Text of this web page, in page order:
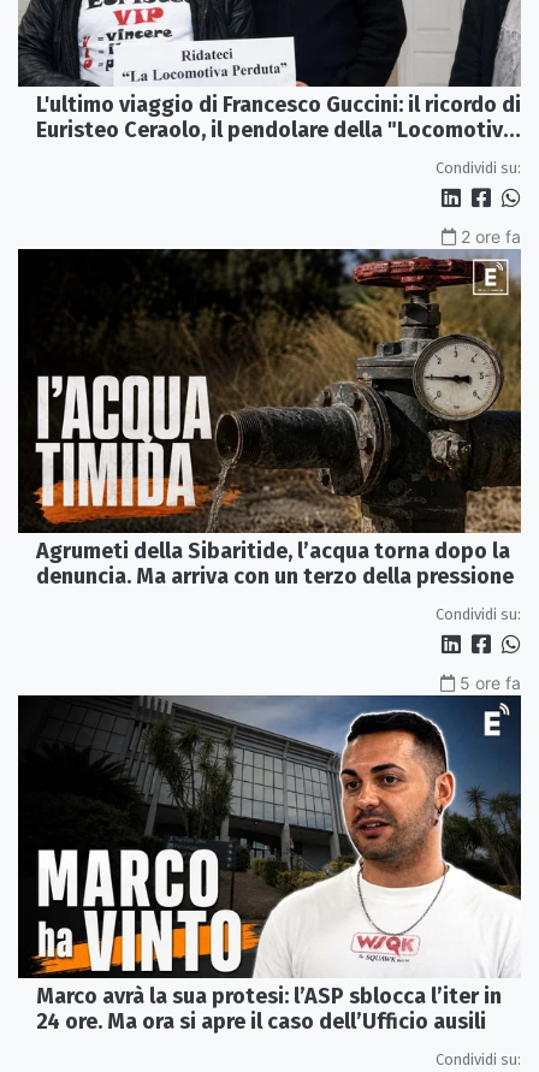
L'ultimo viaggio di Francesco Guccini: il ricordo di
Euristeo Ceraolo, il pendolare della "Locomotiva
Condividi su:
2 ore fa
Agrumeti della Sibaritide, l’acqua torna dopo la
denuncia. Ma arriva con un terzo della pressione
Condividi su:
5 ore fa
Marco avrà la sua protesi: l’ASP sblocca l’iter in
24 ore. Ma ora si apre il caso dell’Ufficio ausili
Condividi su: